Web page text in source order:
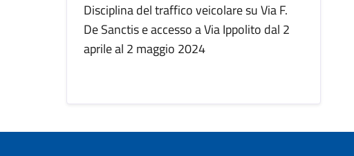
Disciplina del traffico veicolare su Via F.
De Sanctis e accesso a Via Ippolito dal 2
aprile al 2 maggio 2024